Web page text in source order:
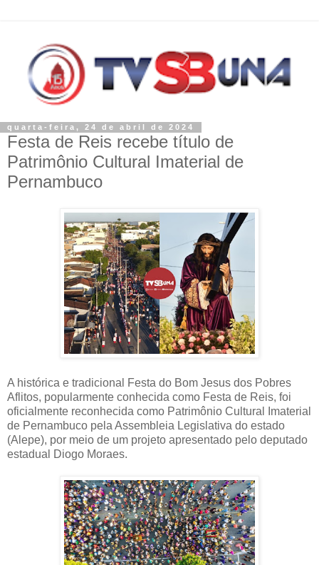
quarta-feira, 24 de abril de 2024
Festa de Reis recebe título de
Patrimônio Cultural Imaterial de
Pernambuco
A histórica e tradicional Festa do Bom Jesus dos Pobres
Aflitos, popularmente conhecida como Festa de Reis, foi
oficialmente reconhecida como Patrimônio Cultural Imaterial
de Pernambuco pela Assembleia Legislativa do estado
(Alepe), por meio de um projeto apresentado pelo deputado
estadual Diogo Moraes.